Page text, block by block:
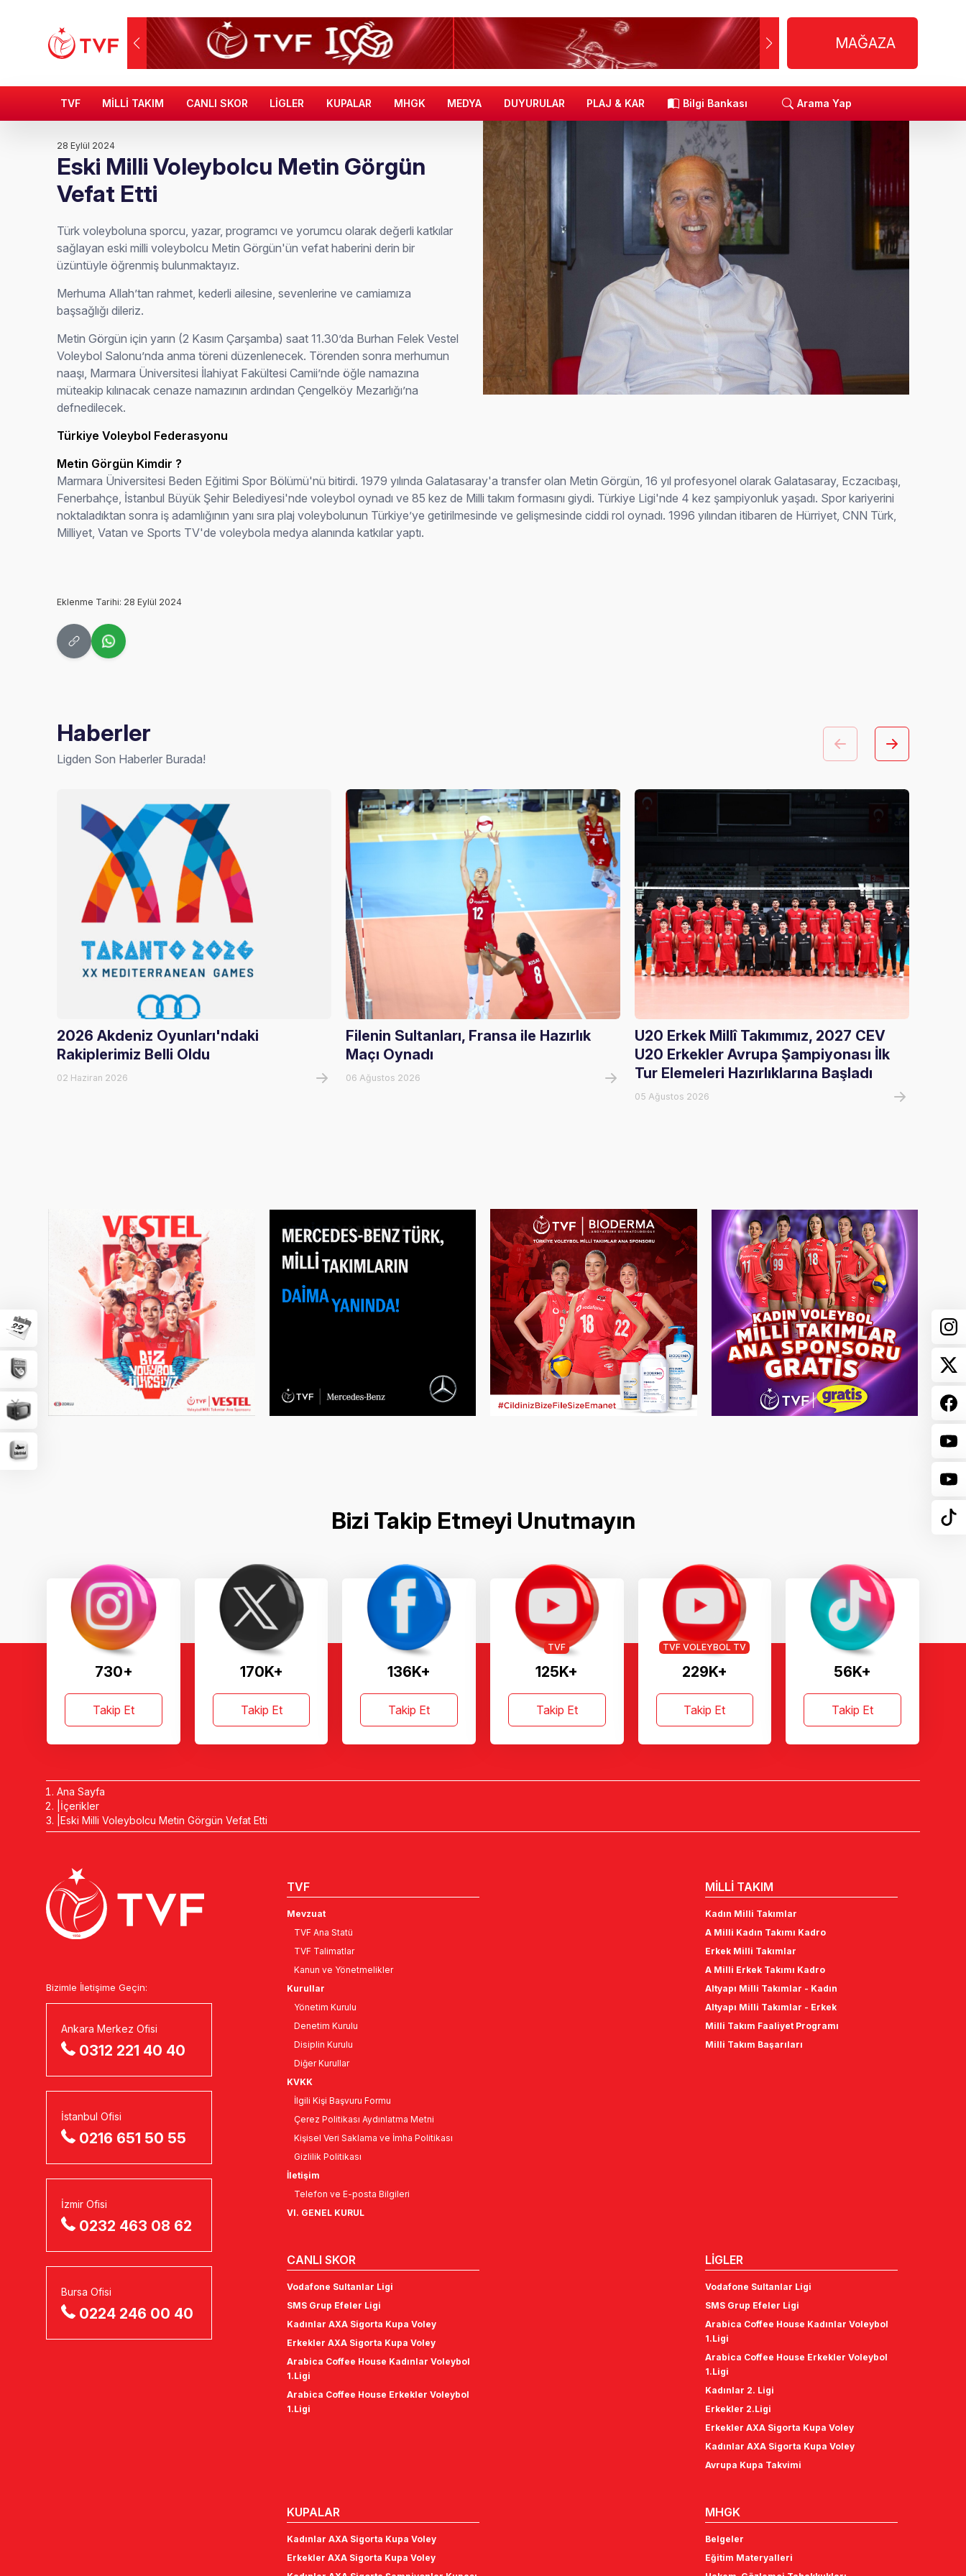
MAĞAZA
TVF MİLLİ TAKIM CANLI SKOR LİGLER KUPALAR MHGK MEDYA DUYURULAR PLAJ & KAR Bilgi Bankası Arama Yap
28 Eylül 2024
Eski Milli Voleybolcu Metin Görgün
Vefat Etti
Türk voleyboluna sporcu, yazar, programcı ve yorumcu olarak değerli katkılar
sağlayan eski milli voleybolcu Metin Görgün'ün vefat haberini derin bir
üzüntüyle öğrenmiş bulunmaktayız.
Merhuma Allah’tan rahmet, kederli ailesine, sevenlerine ve camiamıza
başsağlığı dileriz.
Metin Görgün için yarın (2 Kasım Çarşamba) saat 11.30’da Burhan Felek Vestel
Voleybol Salonu’nda anma töreni düzenlenecek. Törenden sonra merhumun
naaşı, Marmara Üniversitesi İlahiyat Fakültesi Camii’nde öğle namazına
müteakip kılınacak cenaze namazının ardından Çengelköy Mezarlığı’na
defnedilecek.
Türkiye Voleybol Federasyonu
Metin Görgün Kimdir ?
Marmara Üniversitesi Beden Eğitimi Spor Bölümü'nü bitirdi. 1979 yılında Galatasaray'a transfer olan Metin Görgün, 16 yıl profesyonel olarak Galatasaray, Eczacıbaşı,
Fenerbahçe, İstanbul Büyük Şehir Belediyesi'nde voleybol oynadı ve 85 kez de Milli takım formasını giydi. Türkiye Ligi'nde 4 kez şampiyonluk yaşadı. Spor kariyerini
noktaladıktan sonra iş adamlığının yanı sıra plaj voleybolunun Türkiye’ye getirilmesinde ve gelişmesinde ciddi rol oynadı. 1996 yılından itibaren de Hürriyet, CNN Türk,
Milliyet, Vatan ve Sports TV'de voleybola medya alanında katkılar yaptı.
Eklenme Tarihi: 28 Eylül 2024
Haberler
Ligden Son Haberler Burada!
2026 Akdeniz Oyunları'ndaki
Rakiplerimiz Belli Oldu
02 Haziran 2026
Filenin Sultanları, Fransa ile Hazırlık
Maçı Oynadı
06 Ağustos 2026
U20 Erkek Millî Takımımız, 2027 CEV
U20 Erkekler Avrupa Şampiyonası İlk
Tur Elemeleri Hazırlıklarına Başladı
05 Ağustos 2026
Bizi Takip Etmeyi Unutmayın
730+
Takip Et
170K+
Takip Et
136K+
Takip Et
125K+
TVF
Takip Et
229K+
TVF VOLEYBOL TV
Takip Et
56K+
Takip Et
Ana Sayfa
İçerikler
Eski Milli Voleybolcu Metin Görgün Vefat Etti
Bizimle İletişime Geçin:
Ankara Merkez Ofisi
0312 221 40 40
İstanbul Ofisi
0216 651 50 55
İzmir Ofisi
0232 463 08 62
Bursa Ofisi
0224 246 00 40
TVF
Mevzuat
TVF Ana Statü
TVF Talimatlar
Kanun ve Yönetmelikler
Kurullar
Yönetim Kurulu
Denetim Kurulu
Disiplin Kurulu
Diğer Kurullar
KVKK
İlgili Kişi Başvuru Formu
Çerez Politikası Aydınlatma Metni
Kişisel Veri Saklama ve İmha Politikası
Gizlilik Politikası
İletişim
Telefon ve E-posta Bilgileri
VI. GENEL KURUL
MİLLİ TAKIM
Kadın Milli Takımlar
A Milli Kadın Takımı Kadro
Erkek Milli Takımlar
A Milli Erkek Takımı Kadro
Altyapı Milli Takımlar - Kadın
Altyapı Milli Takımlar - Erkek
Milli Takım Faaliyet Programı
Milli Takım Başarıları
CANLI SKOR
Vodafone Sultanlar Ligi
SMS Grup Efeler Ligi
Kadınlar AXA Sigorta Kupa Voley
Erkekler AXA Sigorta Kupa Voley
Arabica Coffee House Kadınlar Voleybol
1.Ligi
Arabica Coffee House Erkekler Voleybol
1.Ligi
LİGLER
Vodafone Sultanlar Ligi
SMS Grup Efeler Ligi
Arabica Coffee House Kadınlar Voleybol
1.Ligi
Arabica Coffee House Erkekler Voleybol
1.Ligi
Kadınlar 2. Ligi
Erkekler 2.Ligi
Erkekler AXA Sigorta Kupa Voley
Kadınlar AXA Sigorta Kupa Voley
Avrupa Kupa Takvimi
KUPALAR
Kadınlar AXA Sigorta Kupa Voley
Erkekler AXA Sigorta Kupa Voley
MHGK
Belgeler
Eğitim Materyalleri